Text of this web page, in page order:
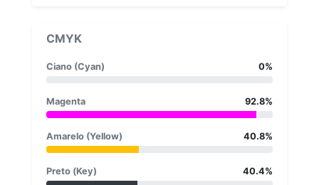
CMYK
Ciano (Cyan) 0%
Magenta 92.8%
Amarelo (Yellow) 40.8%
Preto (Key) 40.4%